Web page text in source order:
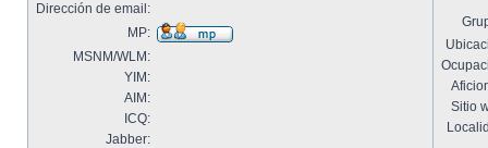
Dirección de email:
MP:
MSNM/WLM:
YIM:
AIM:
ICQ:
Jabber:
Sitio